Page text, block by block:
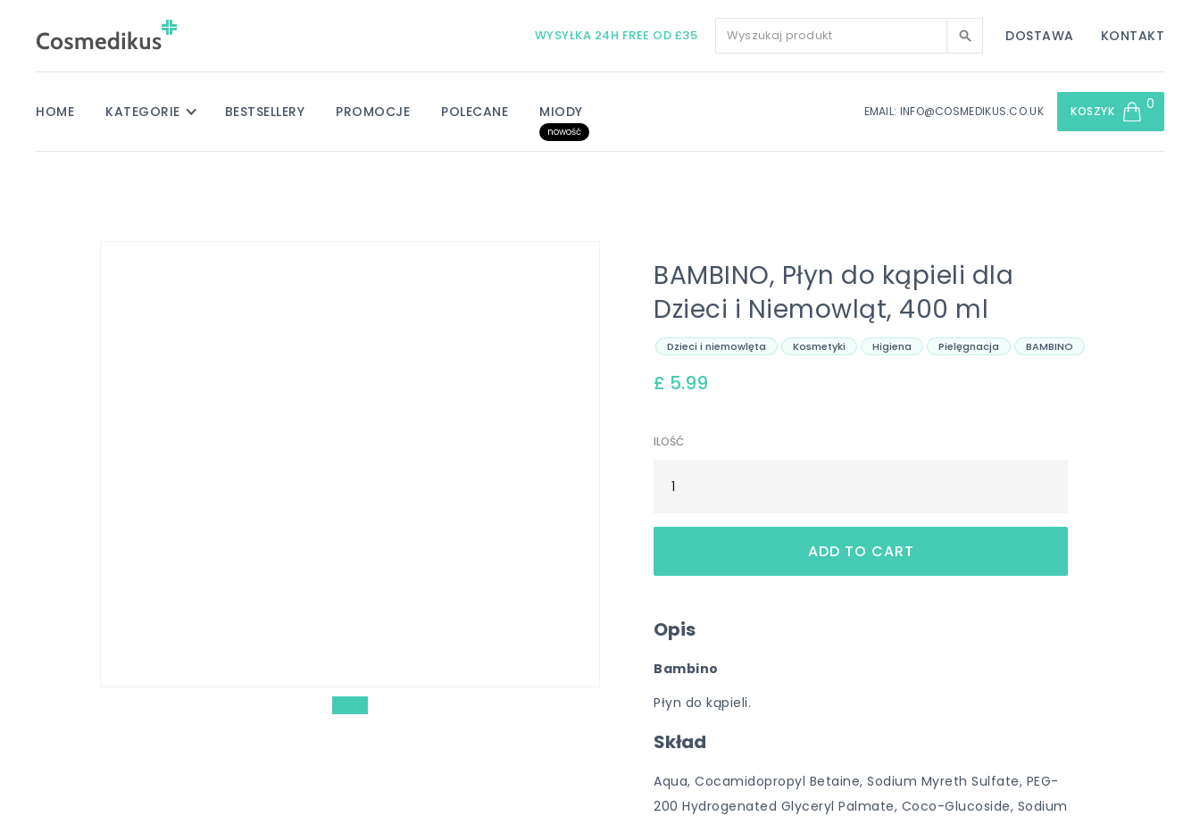
WYSYŁKA 24H FREE OD £35 DOSTAWA KONTAKT
HOME KATEGORIE BESTSELLERY PROMOCJE POLECANE MIODY
nowość
EMAIL: INFO@COSMEDIKUS.CO.UK KOSZYK 0
BAMBINO, Płyn do kąpieli dla
Dzieci i Niemowląt, 400 ml
Dzieci i niemowlęta Kosmetyki Higiena Pielęgnacja BAMBINO
£ 5.99
ILOŚĆ
Opis
Bambino
Płyn do kąpieli.
Skład
Aqua, Cocamidopropyl Betaine, Sodium Myreth Sulfate, PEG-
200 Hydrogenated Glyceryl Palmate, Coco-Glucoside, Sodium